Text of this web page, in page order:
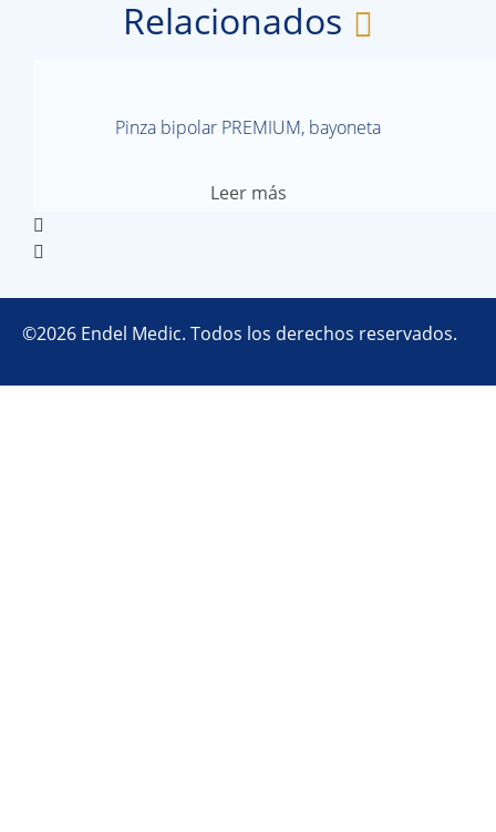
Relacionados
Pinza bipolar PREMIUM, bayoneta
Leer más
©2026 Endel Medic. Todos los derechos reservados.